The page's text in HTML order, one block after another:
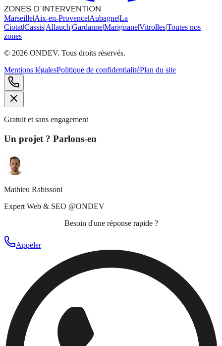
ZONES D'INTERVENTION
Marseille|Aix-en-Provence|Aubagne|La
Ciotat|Cassis|Allauch|Gardanne|Marignane|Vitrolles|Toutes nos
zones
© 2026 ONDEV. Tous droits réservés.
Mentions légalesPolitique de confidentialitéPlan du site
Gratuit et sans engagement
Un projet ? Parlons-en
Mathieu Rabissoni
Expert Web & SEO @ONDEV
Besoin d'une réponse rapide ?
Appeler